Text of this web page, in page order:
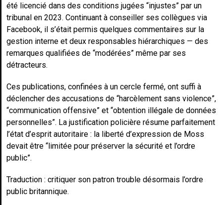
été licencié dans des conditions jugées “injustes” par un
tribunal en 2023. Continuant à conseiller ses collègues via
Facebook, il s’était permis quelques commentaires sur la
gestion interne et deux responsables hiérarchiques — des
remarques qualifiées de “modérées” même par ses
détracteurs.
Ces publications, confinées à un cercle fermé, ont suffi à
déclencher des accusations de “harcèlement sans violence”,
“communication offensive” et “obtention illégale de données
personnelles”. La justification policière résume parfaitement
l’état d’esprit autoritaire : la liberté d’expression de Moss
devait être “limitée pour préserver la sécurité et l’ordre
public”.
Traduction : critiquer son patron trouble désormais l’ordre
public britannique.